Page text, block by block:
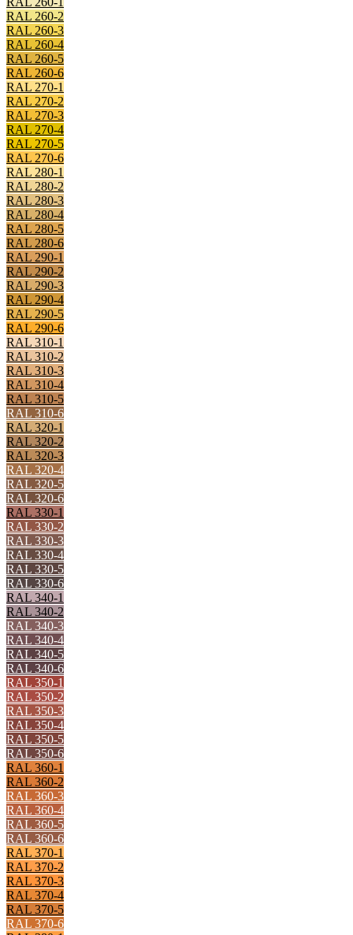
RAL 260-2
RAL 260-3
RAL 260-4
RAL 260-5
RAL 260-6
RAL 270-1
RAL 270-2
RAL 270-3
RAL 270-4
RAL 270-5
RAL 270-6
RAL 280-1
RAL 280-2
RAL 280-3
RAL 280-4
RAL 280-5
RAL 280-6
RAL 290-1
RAL 290-2
RAL 290-3
RAL 290-4
RAL 290-5
RAL 290-6
RAL 310-1
RAL 310-2
RAL 310-3
RAL 310-4
RAL 310-5
RAL 310-6
RAL 320-1
RAL 320-2
RAL 320-3
RAL 320-4
RAL 320-5
RAL 320-6
RAL 330-1
RAL 330-2
RAL 330-3
RAL 330-4
RAL 330-5
RAL 330-6
RAL 340-1
RAL 340-2
RAL 340-3
RAL 340-4
RAL 340-5
RAL 340-6
RAL 350-1
RAL 350-2
RAL 350-3
RAL 350-4
RAL 350-5
RAL 350-6
RAL 360-1
RAL 360-2
RAL 360-3
RAL 360-4
RAL 360-5
RAL 360-6
RAL 370-1
RAL 370-2
RAL 370-3
RAL 370-4
RAL 370-5
RAL 370-6